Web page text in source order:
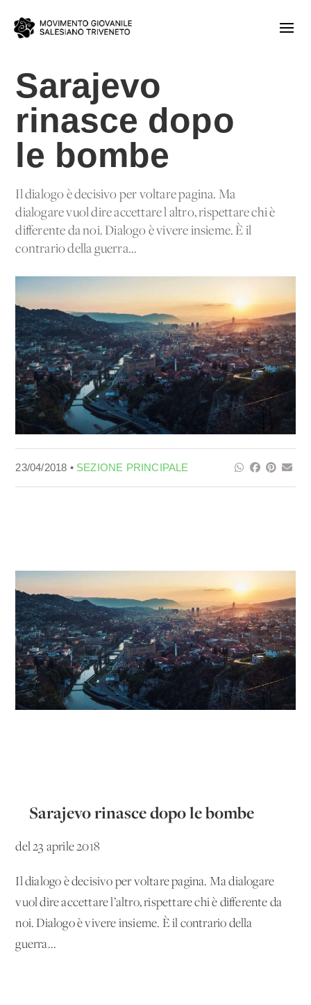
Sarajevo
rinasce dopo
le bombe
Il dialogo è decisivo per voltare pagina. Ma
dialogare vuol dire accettare l'altro, rispettare chi è
differente da noi. Dialogo è vivere insieme. È il
contrario della guerra...
23/04/2018 • SEZIONE PRINCIPALE
Sarajevo rinasce dopo le bombe
del 23 aprile 2018
Il dialogo è decisivo per voltare pagina. Ma dialogare
vuol dire accettare l’altro, rispettare chi è differente da
noi. Dialogo è vivere insieme. È il contrario della
guerra...